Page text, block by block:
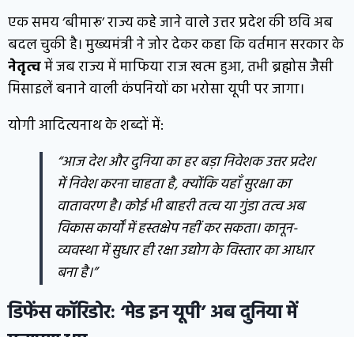
एक समय ‘बीमारू’ राज्य कहे जाने वाले उत्तर प्रदेश की छवि अब
बदल चुकी है। मुख्यमंत्री ने जोर देकर कहा कि वर्तमान सरकार के
नेतृत्वमें जब राज्य में माफिया राज खत्म हुआ, तभी ब्रह्मोस जैसी
मिसाइलें बनाने वाली कंपनियों का भरोसा यूपी पर जागा।
योगी आदित्यनाथ के शब्दों में:
“आज देश और दुनिया का हर बड़ा निवेशक उत्तर प्रदेश
में निवेश करना चाहता है, क्योंकि यहाँ सुरक्षा का
वातावरण है। कोई भी बाहरी तत्व या गुंडा तत्व अब
विकास कार्यों में हस्तक्षेप नहीं कर सकता। कानून-
व्यवस्था में सुधार ही रक्षा उद्योग के विस्तार का आधार
बना है।”
डिफेंस कॉरिडोर: ‘मेड इन यूपी’ अब दुनिया में